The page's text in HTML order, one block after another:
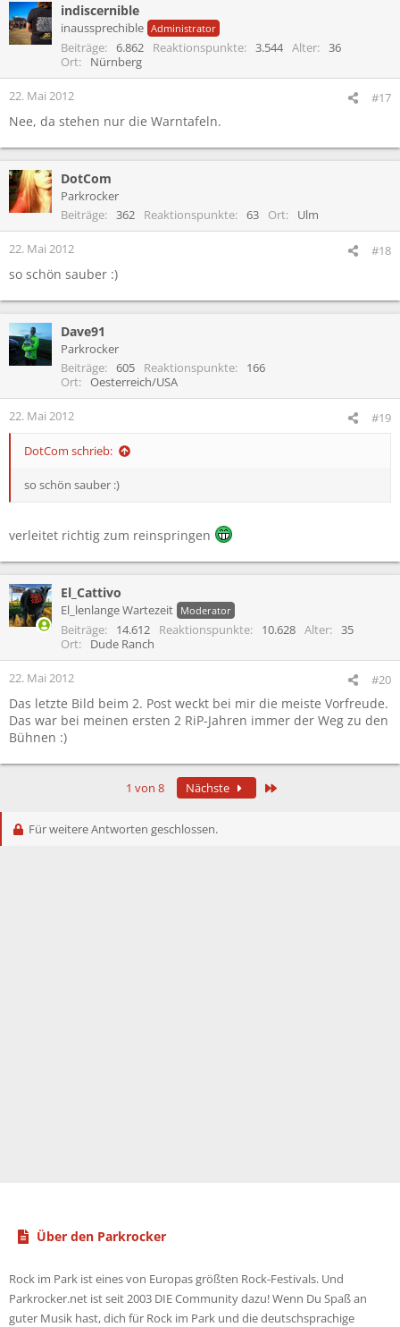
indiscernible
inaussprechible Administrator
Beiträge 6.862 Reaktionspunkte 3.544 Alter
36
Ort
Nürnberg
22. Mai 2012 #17
Nee, da stehen nur die Warntafeln.
DotCom
Parkrocker
Beiträge
362 Reaktionspunkte 63 Ort Ulm
22. Mai 2012 #18
so schön sauber :)
Dave91
Parkrocker
Beiträge
605 Reaktionspunkte
166
Ort
Oesterreich/USA
22. Mai 2012 #19
DotCom schrieb:
so schön sauber :)
verleitet richtig zum reinspringen
El_Cattivo
El_lenlange Wartezeit Moderator
Beiträge 14.612 Reaktionspunkte 10.628 Alter
35
Ort
Dude Ranch
22. Mai 2012 #20
Das letzte Bild beim 2. Post weckt bei mir die meiste Vorfreude.
Das war bei meinen ersten 2 RiP-Jahren immer der Weg zu den
Bühnen :)
1 von 8 Nächste
Für weitere Antworten geschlossen.
Über den Parkrocker
Rock im Park ist eines von Europas größten Rock-Festivals. Und
Parkrocker.net ist seit 2003 DIE Community dazu! Wenn Du Spaß an
guter Musik hast, dich für Rock im Park und die deutschsprachige